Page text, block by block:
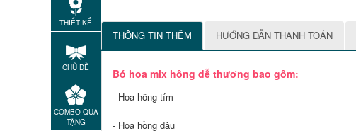
THIẾT KẾ
CHỦ ĐỀ
COMBO QUÀ
TẶNG
THÔNG TIN THÊM HƯỚNG DẪN THANH TOÁN
Bó hoa mix hồng dễ thương bao gồm:
- Hoa hồng tím
- Hoa hồng dâu